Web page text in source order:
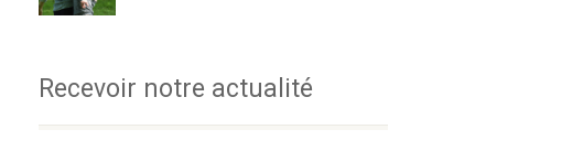
Recevoir notre actualité